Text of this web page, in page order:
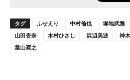
タグ ふせえり 中村倫也 塚地武雅
山田杏奈
木村ひさし 浜辺美波 神
葉山奨之